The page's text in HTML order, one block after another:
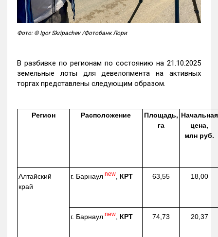
Фото: © Igor Skripachev /Фотобанк Лори
В разбивке по регионам по состоянию на 21.10.2025
земельные лоты для девелопмента на активных
торгах представлены следующим образом.
Регион Расположение
Площадь,
га
Начальная
цена,
млн руб.
Алтайский
край
г. Барнаул new КРТ 63,55 18,00
г. Барнаул new КРТ 74,73 20,37